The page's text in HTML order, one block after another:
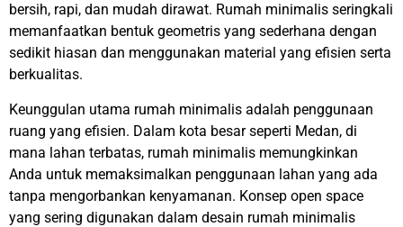
bersih, rapi, dan mudah dirawat. Rumah minimalis seringkali
memanfaatkan bentuk geometris yang sederhana dengan
sedikit hiasan dan menggunakan material yang efisien serta
berkualitas.
Keunggulan utama rumah minimalis adalah penggunaan
ruang yang efisien. Dalam kota besar seperti Medan, di
mana lahan terbatas, rumah minimalis memungkinkan
Anda untuk memaksimalkan penggunaan lahan yang ada
tanpa mengorbankan kenyamanan. Konsep open space
yang sering digunakan dalam desain rumah minimalis